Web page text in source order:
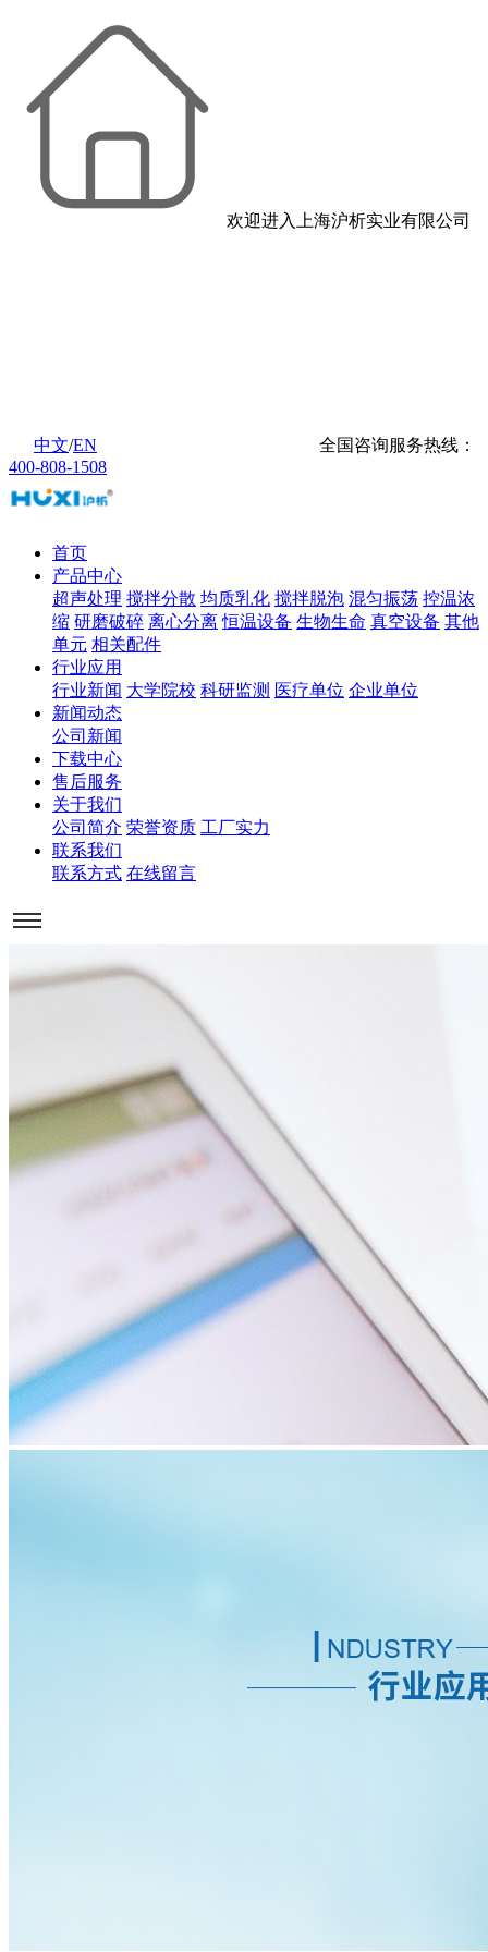
欢迎进入上海沪析实业有限公司
中文/EN
全国咨询服务热线：
400-808-1508
首页
产品中心
超声处理 搅拌分散 均质乳化 搅拌脱泡 混匀振荡 控温浓
缩 研磨破碎 离心分离 恒温设备 生物生命 真空设备 其他
单元 相关配件
行业应用
行业新闻 大学院校 科研监测 医疗单位 企业单位
新闻动态
公司新闻
下载中心
售后服务
关于我们
公司简介 荣誉资质 工厂实力
联系我们
联系方式 在线留言